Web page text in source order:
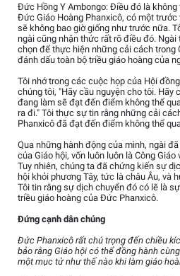
Đức Hồng Y Ambongo: Điều đó là không
Đức Giáo Hoàng Phanxicô, có một
sẽ không bao giờ giống như trước nữa.
ngài cũng nhận thức rất rõ điều đó.
chọn để thực hiện những cải cách trong
đánh dấu toàn bộ triều giáo hoàng của
Tôi nhớ trong các cuộc họp của Hội
chúng tôi, "Hãy cầu nguyện cho tôi. Hãy
đang làm sẽ đạt đến điểm không thể
ra đi." Tôi thực sự tin rằng những cải
Phanxicô đã đạt đến điểm không thể
Qua những hành động của mình, ngài
của Giáo hội, vốn luôn luôn là Công
Tuy nhiên, chúng ta đã chứng kiến sự
hội khỏi phương Tây, tức là châu Âu, và
Tôi tin rằng sự dịch chuyển đó có lẽ là
triều giáo hoàng của Đức Phanxicô.
Đứng cạnh dân chúng
Đức Phanxicô rất chú trọng đến chiều
bảo rằng Giáo hội có thể đồng hành
một mục tử như thế nào khi làm giáo